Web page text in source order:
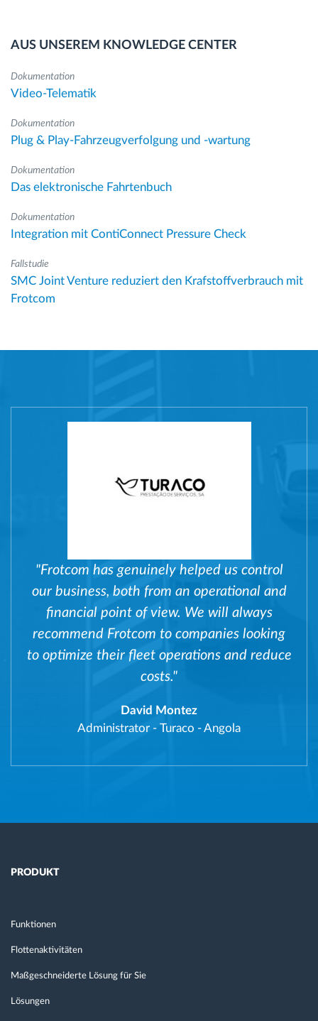
AUS UNSEREM KNOWLEDGE CENTER
Dokumentation
Video-Telematik
Dokumentation
Plug & Play-Fahrzeugverfolgung und -wartung
Dokumentation
Das elektronische Fahrtenbuch
Dokumentation
Integration mit ContiConnect Pressure Check
Fallstudie
SMC Joint Venture reduziert den Krafstoffverbrauch mit
Frotcom
"Frotcom has genuinely helped us control
our business, both from an operational and
financial point of view. We will always
recommend Frotcom to companies looking
to optimize their fleet operations and reduce
costs."
David Montez
Administrator - Turaco - Angola
PRODUKT
Funktionen
Flottenaktivitäten
Maßgeschneiderte Lösung für Sie
Lösungen